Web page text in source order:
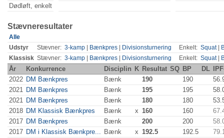
Dødløft, enkelt
Stævneresultater
Alle
Udstyr
Stævner: 3-kamp Bænkpres Divisionsturnering Enkelt: Squat|
Klassisk Stævner: 3-kamp Bænkpres Divisionsturnering Enkelt: Squat|
År Konkurrence Disciplin K Resultat SQ BP DL
2022 DM Bænkpres Bænk 190 190
2021 DM Bænkpres Bænk 195 195
2021 DM Bænkpres Bænk 180 180
2018 DM Klassisk Bænkpres Bænk x 160 160
2017 DM Bænkpres Bænk 200 200
2017 DM i Klassisk Bænkpre... Bænk x 192.5 192.5